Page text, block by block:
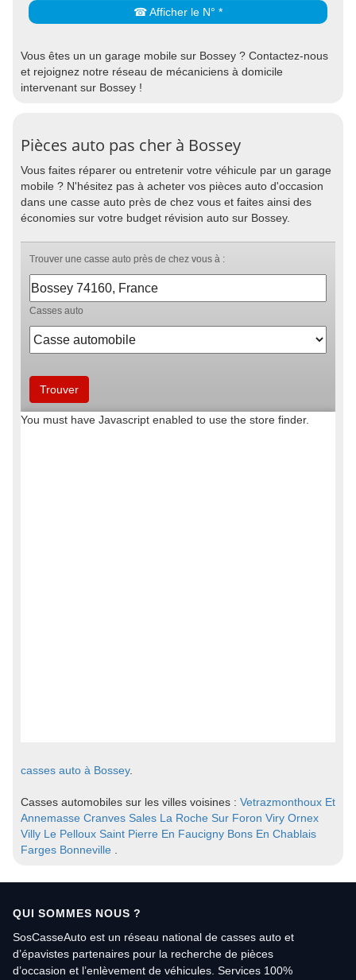
☎ Afficher le N° *
Vous êtes un un garage mobile sur Bossey ? Contactez-nous
et rejoignez notre réseau de mécaniciens à domicile
intervenant sur Bossey !
Pièces auto pas cher à Bossey
Vous faites réparer ou entretenir votre véhicule par un garage
mobile ? N'hésitez pas à acheter vos pièces auto d'occasion
dans une casse auto près de chez vous et faites ainsi des
économies sur votre budget révision auto sur Bossey.
casses auto à Bossey.
Casses automobiles sur les villes voisines : Vetrazmonthoux Et
Annemasse Cranves Sales La Roche Sur Foron Viry Ornex
Villy Le Pelloux Saint Pierre En Faucigny Bons En Chablais
Farges Bonneville
QUI SOMMES NOUS ?
SosCasseAuto est un réseau national de casses auto et
d’épavistes partenaires pour la recherche de pièces
d’occasion et l’enlèvement de véhicules. Services 100%